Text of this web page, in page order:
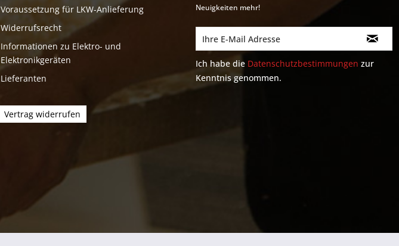
Voraussetzung für LKW-Anlieferung
Widerrufsrecht
Informationen zu Elektro- und
Elektronikgeräten
Lieferanten
Vertrag widerrufen
Neuigkeiten mehr!
Ich habe die Datenschutzbestimmungen zur
Kenntnis genommen.